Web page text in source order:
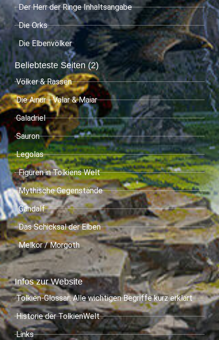
Der Herr der Ringe Inhaltsangabe
Die Orks
Die Elbenvölker
Beliebteste Seiten (2)
Völker & Rassen
Die Ainur - Valar & Maiar
Galadriel
Sauron
Legolas
Figuren in Tolkiens Welt
Mythische Gegenstände
Gandalf
Das Schicksal der Elben
Melkor / Morgoth
Infos zur Website
Tolkien-Glossar: Alle wichtigen Begriffe kurz erklärt
Historie der TolkienWelt
Links